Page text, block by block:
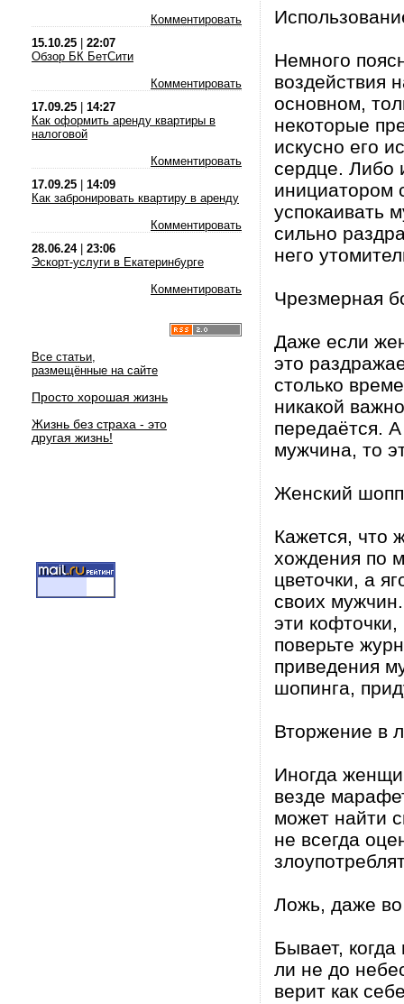
Комментировать
15.10.25
22:07
Обзор БК БетСити
Комментировать
17.09.25
14:27
Как оформить аренду квартиры в
налоговой
Комментировать
17.09.25
14:09
Как забронировать квартиру в аренду
Комментировать
28.06.24| 23:06
Эскорт-услуги в Екатеринбурге
Комментировать
Все статьи,
размещённые на сайте
Просто хорошая жизнь
Жизнь без страха - это
другая жизнь!
Немного
воздействия
основном,
некоторые
искусно его
сердце. Либо
инициатором
успокаивать
сильно
него
Чрезмерная
Даже если
это
столько
никакой
передаётся.
мужчина, то
Женский
Кажется, что
хождения по
цветочки, а
своих
эти
поверьте
приведения
шопинга,
Вторжение в
Иногда
везде
может найти
не всегда
Ложь, даже
Бывает,
ли не до
верит как